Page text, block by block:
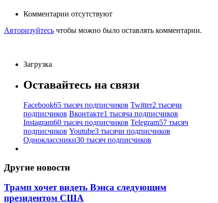
Комментарии отсутствуют
Авторизуйтесь чтобы можно было оставлять комментарии.
Загрузка
Оставайтесь на связи
Facebook65 тысяч подписчиков Twitter2 тысячи
подписчиков Вконтакте1 тысяча подписчиков
Instagram60 тысяч подписчиков Telegram57 тысяч
подписчиков Youtube3 тысячи подписчиков
Одноклассники30 тысяч подписчиков
Другие новости
Трамп хочет видеть Вэнса следующим
президентом США